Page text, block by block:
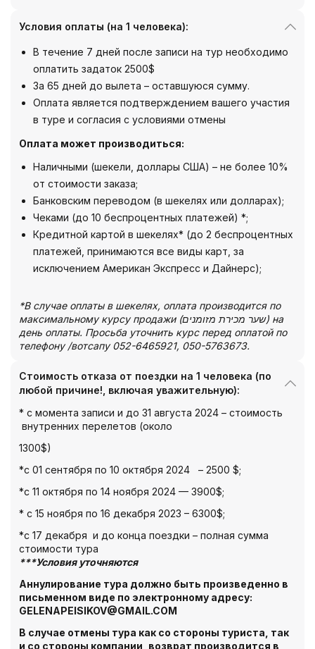
Условия оплаты (на 1 человека):
В течение 7 дней после записи на тур необходимо
оплатить задаток 2500$
За 65 дней до вылета – оставшуюся сумму.
Оплата является подтверждением вашего участия
в туре и согласия с условиями отмены
Оплата может производиться:
Наличными (шекели, доллары США) – не более 10%
от стоимости заказа;
Банковским переводом (в шекелях или долларах);
Чеками (до 10 беспроцентных платежей) *;
Кредитной картой в шекелях* (до 2 беспроцентных
платежей, принимаются все виды карт, за
исключением Американ Экспресс и Дайнерс);
*В случае оплаты в шекелях, оплата производится по
максимальному курсу продажи (שער מכירת מזומנים) на
день оплаты. Просьба уточнить курс перед оплатой по
телефону /вотсапу 052-6465921, 050-5763673.
Стоимость отказа от поездки на 1 человека (по
любой причине!, включая уважительную):
* с момента записи и до 31 августа 2024 – стоимость
внутренних перелетов (около
1300$)
*с 01 сентября по 10 октября 2024 – 2500 $;
*с 11 октября по 14 ноября 2024 — 3900$;
* с 15 ноября по 16 декабря 2023 – 6300$;
*с 17 декабря и до конца поездки – полная сумма
стоимости тура
***Условия уточняются
Аннулирование тура должно быть произведенно в
письменном виде по электронному адресу:
GELENAPEISIKOV@GMAIL.COM
В случае отмены тура как со стороны туриста, так
и со стороны компании, возврат производится в